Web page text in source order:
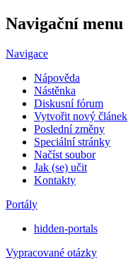
Navigační menu
Navigace
Nápověda
Nástěnka
Diskusní fórum
Vytvořit nový článek
Poslední změny
Speciální stránky
Načíst soubor
Jak (se) učit
Kontakty
Portály
hidden-portals
Vypracované otázky